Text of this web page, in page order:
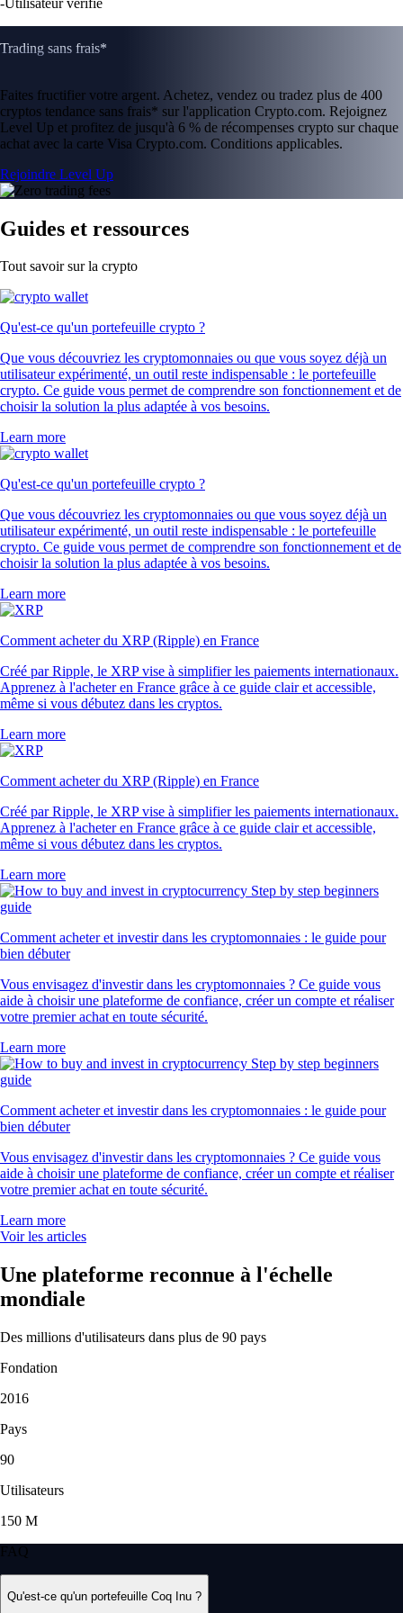
-Utilisateur vérifié
Trading sans frais*
Faites fructifier votre argent. Achetez, vendez ou tradez plus de 400
cryptos tendance sans frais* sur l'application Crypto.com. Rejoignez
Level Up et profitez de jusqu'à 6 % de récompenses crypto sur chaque
achat avec la carte Visa Crypto.com. Conditions applicables.
Rejoindre Level Up
Guides et ressources
Tout savoir sur la crypto
Qu'est-ce qu'un portefeuille crypto ?
Que vous découvriez les cryptomonnaies ou que vous soyez déjà un
utilisateur expérimenté, un outil reste indispensable : le portefeuille
crypto. Ce guide vous permet de comprendre son fonctionnement et de
choisir la solution la plus adaptée à vos besoins.
Learn more
Qu'est-ce qu'un portefeuille crypto ?
Que vous découvriez les cryptomonnaies ou que vous soyez déjà un
utilisateur expérimenté, un outil reste indispensable : le portefeuille
crypto. Ce guide vous permet de comprendre son fonctionnement et de
choisir la solution la plus adaptée à vos besoins.
Learn more
Comment acheter du XRP (Ripple) en France
Créé par Ripple, le XRP vise à simplifier les paiements internationaux.
Apprenez à l'acheter en France grâce à ce guide clair et accessible,
même si vous débutez dans les cryptos.
Learn more
Comment acheter du XRP (Ripple) en France
Créé par Ripple, le XRP vise à simplifier les paiements internationaux.
Apprenez à l'acheter en France grâce à ce guide clair et accessible,
même si vous débutez dans les cryptos.
Learn more
Comment acheter et investir dans les cryptomonnaies : le guide pour
bien débuter
Vous envisagez d'investir dans les cryptomonnaies ? Ce guide vous
aide à choisir une plateforme de confiance, créer un compte et réaliser
votre premier achat en toute sécurité.
Learn more
Comment acheter et investir dans les cryptomonnaies : le guide pour
bien débuter
Vous envisagez d'investir dans les cryptomonnaies ? Ce guide vous
aide à choisir une plateforme de confiance, créer un compte et réaliser
votre premier achat en toute sécurité.
Learn more
Voir les articles
Une plateforme reconnue à l'échelle
mondiale
Des millions d'utilisateurs dans plus de 90 pays
Fondation
2016
Pays
90
Utilisateurs
150 M
FAQ
Qu'est-ce qu'un portefeuille Coq Inu ?